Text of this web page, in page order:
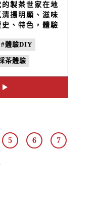
製茶世家在地
揚明顯、滋味
、特色，體驗
日常的旅程。
#體驗DIY
茶體驗
5 6 7